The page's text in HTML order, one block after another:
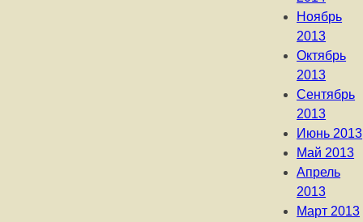
Ноябрь
2013
Октябрь
2013
Сентябрь
2013
Июнь 2013
Май 2013
Апрель
2013
Март 2013